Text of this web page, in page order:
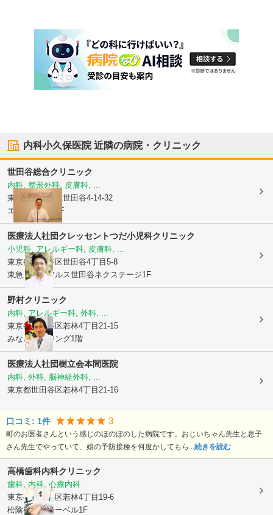
内科小久保医院近隣の病院・クリニック
世田谷総合クリニック
内科, 整形外科, 皮膚科, ...
東京都世田谷区 世田谷4-14-32
エバガーデン3F
医療法人社団クレッセントつだ小児科クリニック
小児科, アレルギー科, 皮膚科, ...
東京都世田谷区世田谷4丁目5-8
東急ドエルアルス世田谷ネクステージ1F
野村クリニック
内科, アレルギー科, 外科, ...
東京都世田谷区若林4丁目21-15
みなとビルジング1階
医療法人社団樹立会本間医院
内科, 外科, 脳神経外科, ...
東京都世田谷区若林4丁目21-16
口コミ: 1件 3
町のお医者さんという感じのほのぼのした病院です。おじいちゃん先生と息子
さん先生でやっていて、娘の予防接種を何度かしてもら...続きを読む
高橋歯科内科クリニック
歯科, 内科, 心療内科
東京都世田谷区若林4丁目19-6
松陰神社前レーベル1F